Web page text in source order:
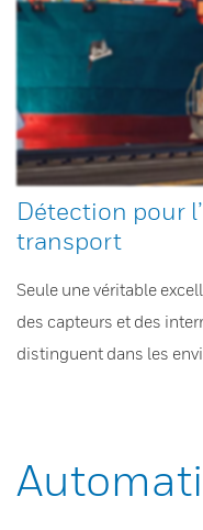
Détection pour
transport
Seule une véritable
des capteurs et des
distinguent dans les